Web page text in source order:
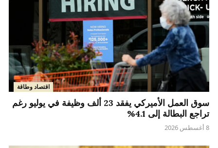
اقتصاد وطاقة
سوق العمل الأميركي يفقد 23 ألف وظيفة في يوليو رغم
تراجع البطالة إلى 4.1%
8 أغسطس 2026